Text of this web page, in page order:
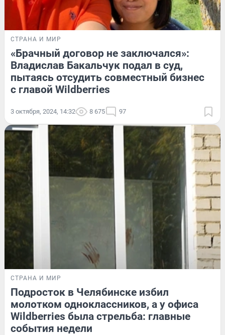
СТРАНА И МИР
«Брачный договор не заключался»:
Владислав Бакальчук подал в суд,
пытаясь отсудить совместный бизнес
с главой Wildberries
3 октября, 2024, 14:32 8 675 97
СТРАНА И МИР
Подросток в Челябинске избил
молотком одноклассников, а у офиса
Wildberries была стрельба: главные
события недели